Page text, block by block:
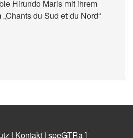
Hirundo Maris mit ihrem
du Sud et du Nord“
| Kontakt | speGTRa]